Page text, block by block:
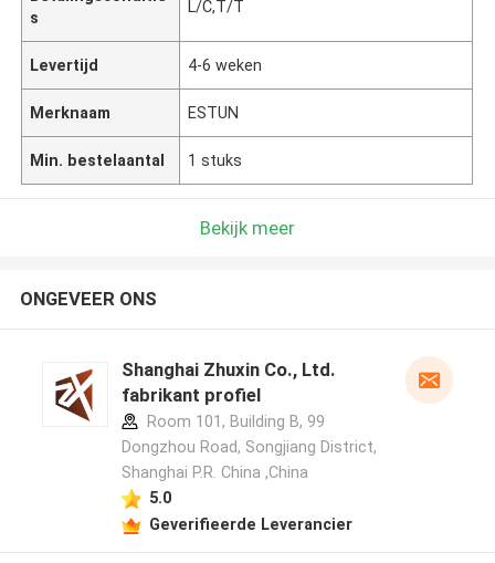
s
L/C,T/T
Levertijd 4-6 weken
Merknaam ESTUN
Min. bestelaantal 1 stuks
Bekijk meer
ONGEVEER ONS
Shanghai Zhuxin Co., Ltd.
fabrikant profiel
Room 101, Building B, 99
Dongzhou Road, Songjiang District,
Shanghai P.R. China ,China
5.0
Geverifieerde Leverancier